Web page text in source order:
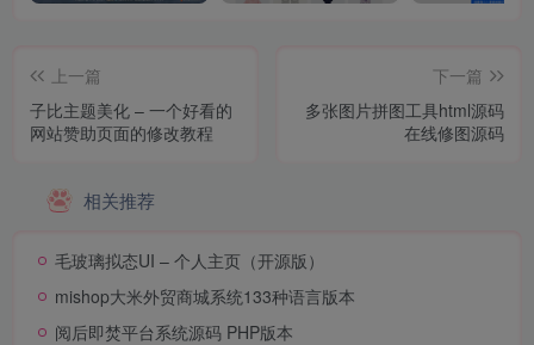
上一篇
子比主题美化 – 一个好看的
网站赞助页面的修改教程
下一篇
多张图片拼图工具html源码
在线修图源码
相关推荐
毛玻璃拟态UI – 个人主页（开源版）
mishop大米外贸商城系统133种语言版本
阅后即焚平台系统源码 PHP版本